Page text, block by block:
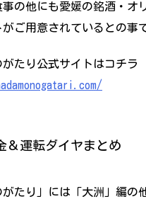
の他にも愛媛の銘酒・オ
ご用意されているとの事
たり公式サイトはコチラ
＆運転ダイヤまとめ
がたり」には「大洲」編の